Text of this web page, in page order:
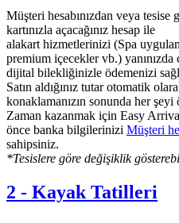
Müşteri hesabınızdan veya
kartınızla açacağınız hesap ile
alakart hizmetlerinizi (Spa
premium içecekler vb.) yanınızda
dijital bilekliğinizle ödemenizi
Satın aldığınız tutar otomatik
konaklamanızın sonunda her şeyi
Zaman kazanmak için Easy
önce banka bilgilerinizi Müşteri
sahipsiniz.
*Tesislere göre değişiklik
2 - Kayak Tatilleri